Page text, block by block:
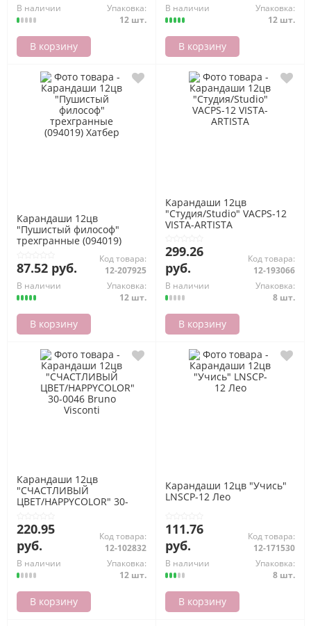
В наличии
Упаковка:
12 шт.
В корзину
В наличии
Упаковка:
12 шт.
В корзину
Карандаши 12цв
"Пушистый философ"
трехгранные (094019)
87.52 руб.
Код товара:
12-207925
В наличии
Упаковка:
12 шт.
В корзину
Карандаши 12цв
"Студия/Studio" VACPS-12
VISTA-ARTISTA
299.26
руб.
Код товара:
12-193066
В наличии
Упаковка:
8 шт.
В корзину
Карандаши 12цв
"СЧАСТЛИВЫЙ
ЦВЕТ/HAPPYCOLOR" 30-
220.95
руб.
Код товара:
12-102832
В наличии
Упаковка:
12 шт.
В корзину
Карандаши 12цв "Учись"
LNSCP-12 Лео
111.76
руб.
Код товара:
12-171530
В наличии
Упаковка:
8 шт.
В корзину